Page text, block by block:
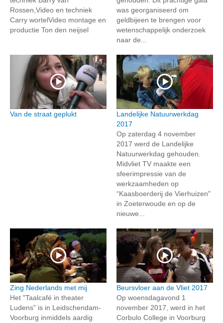
Rossen,Video en techniek
Carry wortelVideo montage en
productie Ton den neijsel
was georganiseerd om
geldbijeen te brengen voor
wetenschappelijk onderzoek
naar de...
Van de straat geplukt
Landelijke Natuurwerkdag
2017
Op zaterdag 4 november
2017 werd de Landelijke
Natuurwerkdag gehouden.
Midvliet TV maakte een
sfeerimpressie van de
werkzaamheden op
“Kaasboerderij de Vierhuizen"
in Zoeterwoude en op de
nieuwe...
Zing Nederlands met mij
Het "Taalcafé in theater
Ludens” is in Leidschendam-
Voorburg inmiddels aardig
Beursvloer aan de Vliet 2017
Op woensdagavond 1
november 2017, werd in het
Corbulo College in Voorburg